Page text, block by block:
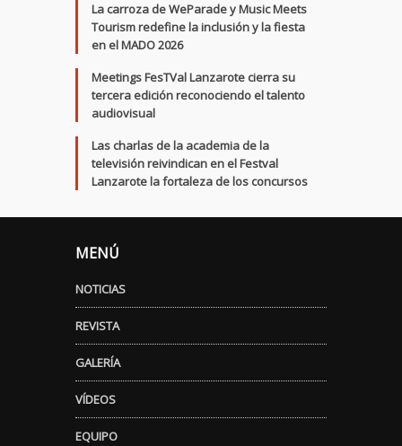
La carroza de WeParade y Music Meets
Tourism redefine la inclusión y la fiesta
en el MADO 2026
Meetings FesTVal Lanzarote cierra su
tercera edición reconociendo el talento
audiovisual
Las charlas de la academia de la
televisión reivindican en el Festval
Lanzarote la fortaleza de los concursos
MENÚ
NOTICIAS
REVISTA
GALERÍA
VÍDEOS
EQUIPO